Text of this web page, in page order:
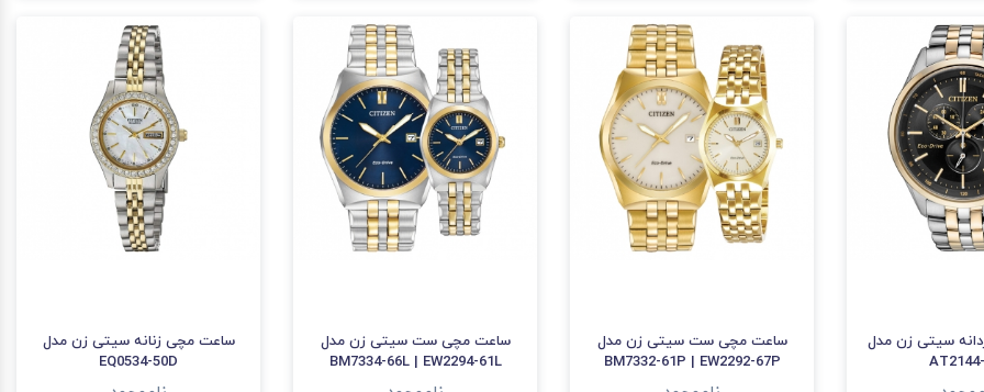
سیتی زن مدل
ساعت مچی ست سیتی زن مدل
BM7332-61P | EW2292-67P
ساعت مچی ست سیتی زن مدل
BM7334-66L | EW2294-61L
ساعت مچی زنانه سیتی زن مدل
EQ0534-50D